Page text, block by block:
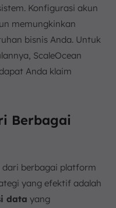
Konfigurasi akun
memungkinkan
bisnis Anda. Untuk
ScaleOcean
Anda klaim
Berbagai
dari berbagai platform
yang efektif adalah
data yang